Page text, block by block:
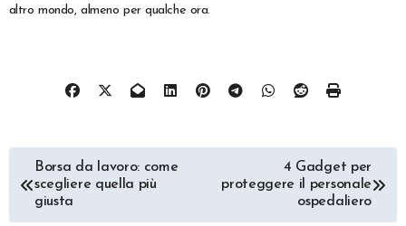
altro mondo, almeno per qualche ora.
Navigazione
articoli
Borsa da lavoro: come
scegliere quella più
giusta
4 Gadget per
proteggere il personale
ospedaliero